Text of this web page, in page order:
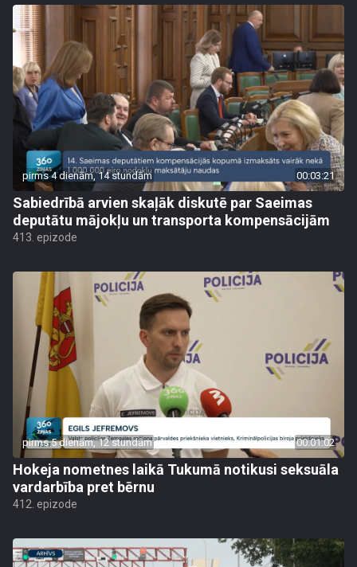
pirms 4 dienām, 14 stundām 00:03:21
Sabiedrībā arvien skaļāk diskutē par Saeimas
deputātu mājokļu un transporta kompensācijām
413. epizode
pirms 5 dienām, 12 stundām 00:01:02
Hokeja nometnes laikā Tukumā notikusi seksuāla
vardarbība pret bērnu
412. epizode